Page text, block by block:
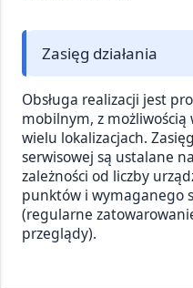
Zasięg działania
Obsługa realizacji jest
mobilnym, z możliwością
wielu lokalizacjach.
serwisowej są ustalane
zależności od liczby
punktów i wymaganego
(regularne
przeglądy).